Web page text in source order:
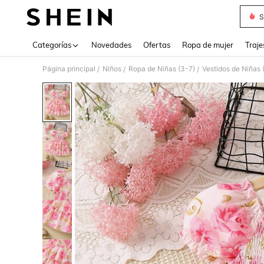
Categorías Novedades Ofertas Ropa de mujer
Página principal / Niños / Ropa de Niñas (3-7) / Vestidos de Niñas